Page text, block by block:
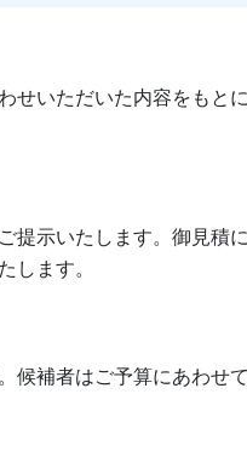
せいただいた内容をもと
提示いたします。御見積
します。
候補者はご予算にあわせ